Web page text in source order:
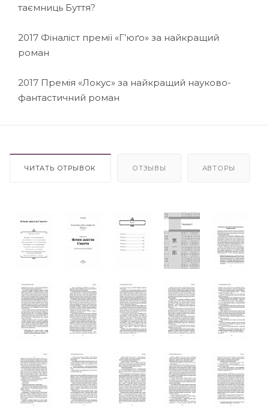
таємниць Буття?
2017 Фіналіст премії «Г’юґо» за найкращий
роман
2017 Премія «Локус» за найкращий науково-
фантастичний роман
ЧИТАТЬ ОТРЫВОК ОТЗЫВЫ АВТОРЫ